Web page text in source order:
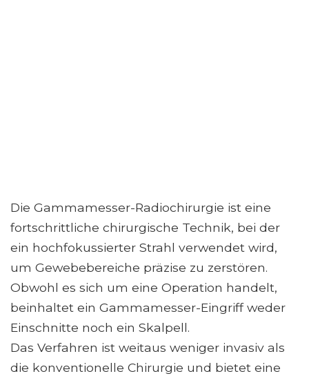
Die Gammamesser-Radiochirurgie ist eine
fortschrittliche chirurgische Technik, bei der
ein hochfokussierter Strahl verwendet wird,
um Gewebebereiche präzise zu zerstören.
Obwohl es sich um eine Operation handelt,
beinhaltet ein Gammamesser-Eingriff weder
Einschnitte noch ein Skalpell.
Das Verfahren ist weitaus weniger invasiv als
die konventionelle Chirurgie und bietet eine